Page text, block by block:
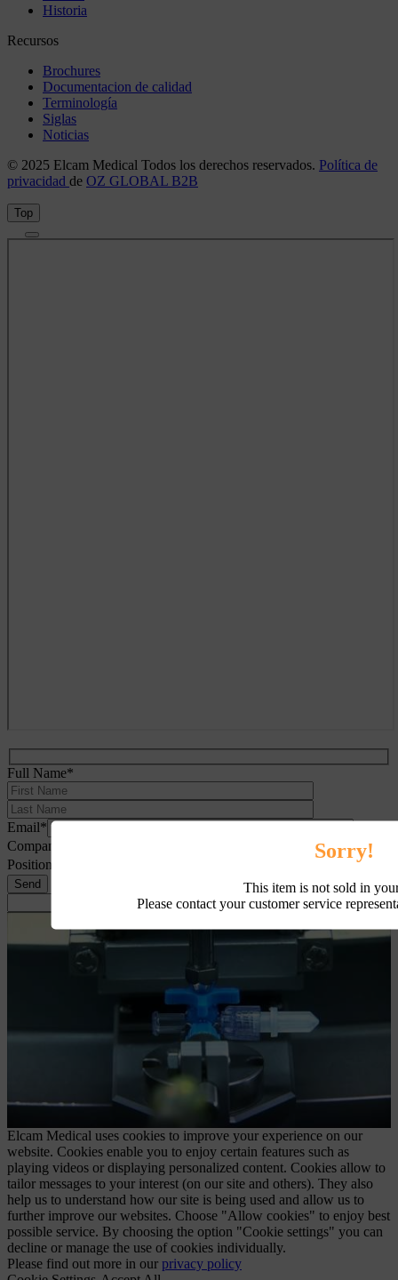
Historia
Recursos
Brochures
Documentacion de calidad
Terminología
Siglas
Noticias
© 2025 Elcam Medical Todos los derechos reservados. Política de
privacidad de OZ GLOBAL B2B
Top
Full Name*
Email*
Company*
Position
Elcam Medical uses cookies to improve your experience on our
website. Cookies enable you to enjoy certain features such as
playing videos or displaying personalized content. Cookies allow to
tailor messages to your interest (on our site and others). They also
help us to understand how our site is being used and allow us to
further improve our websites. Choose "Allow cookies" to enjoy best
possible service. By choosing the option "Cookie settings" you can
decline or manage the use of cookies individually.
Please find out more in our privacy policy
Sorry!
This item is not sold in
Please contact your customer service